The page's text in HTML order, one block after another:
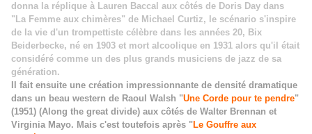
donna la réplique à Lauren Baccal aux côtés de Doris Day dans
"La Femme aux chimères" de Michael Curtiz, le scénario s'inspire
de la vie d'un trompettiste célèbre dans les années 20, Bix
Beiderbecke, né en 1903 et mort alcoolique en 1931 alors qu'il était
considéré comme un des plus grands musiciens de jazz de sa
génération.
Il fait ensuite une création impressionnante de densité dramatique
dans un beau western de Raoul Walsh "Une Corde pour te pendre"
(1951) (Along the great divide) aux côtés de Walter Brennan et
Virginia Mayo. Mais c'est toutefois après "Le Gouffre aux